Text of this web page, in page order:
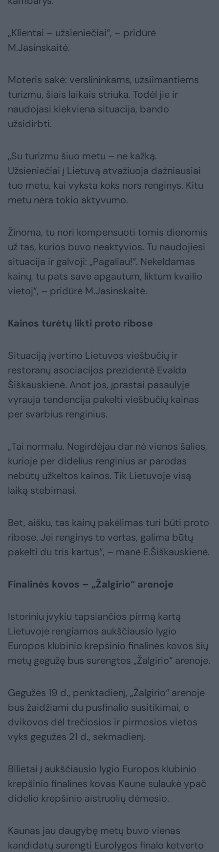
„Klientai – užsieniečiai“, – pridūrė
M.Jasinskaitė.
Moteris sakė: verslininkams, užsiimantiems
turizmu, šiais laikais striuka. Todėl jie ir
naudojasi kiekviena situacija, bando
užsidirbti.
„Su turizmu šiuo metu – ne kažką.
Užsieniečiai į Lietuvą atvažiuoja dažniausiai
tuo metu, kai vyksta koks nors renginys. Kitu
metu nėra tokio aktyvumo.
Žinoma, tu nori kompensuoti tomis dienomis
už tas, kurios buvo neaktyvios. Tu naudojiesi
situacija ir galvoji: „Pagaliau!“. Nekeldamas
kainų, tu pats save apgautum, liktum kvailio
vietoj“, – pridūrė M.Jasinskaitė.
Kainos turėtų likti proto ribose
Situaciją įvertino Lietuvos viešbučių ir
restoranų asociacijos prezidentė Evalda
Šiškauskienė. Anot jos, įprastai pasaulyje
vyrauja tendencija pakelti viešbučių kainas
per svarbius renginius.
„Tai normalu. Negirdėjau dar nė vienos šalies,
kurioje per didelius renginius ar parodas
nebūtų užkeltos kainos. Tik Lietuvoje visą
laiką stebimasi.
Bet, aišku, tas kainų pakėlimas turi būti proto
ribose. Jei renginys to vertas, galima būtų
pakelti du tris kartus“, – manė E.Šiškauskienė.
Finalinės kovos – „Žalgirio“ arenoje
Istoriniu įvykiu tapsiančios pirmą kartą
Lietuvoje rengiamos aukščiausio lygio
Europos klubinio krepšinio finalinės kovos šių
metų gegužę bus surengtos „Žalgirio“ arenoje.
Gegužės 19 d., penktadienį, „Žalgirio“ arenoje
bus žaidžiami du pusfinalio susitikimai, o
dvikovos dėl trečiosios ir pirmosios vietos
vyks gegužės 21 d., sekmadienį.
Bilietai į aukščiausio lygio Europos klubinio
krepšinio finalines kovas Kaune sulaukė ypač
didelio krepšinio aistruolių dėmesio.
Kaunas jau daugybę metų buvo vienas
kandidatų surengti Eurolygos finalo ketverto